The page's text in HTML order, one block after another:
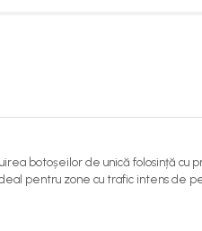
botoșeilor de unică folosință
pentru zone cu trafic intens